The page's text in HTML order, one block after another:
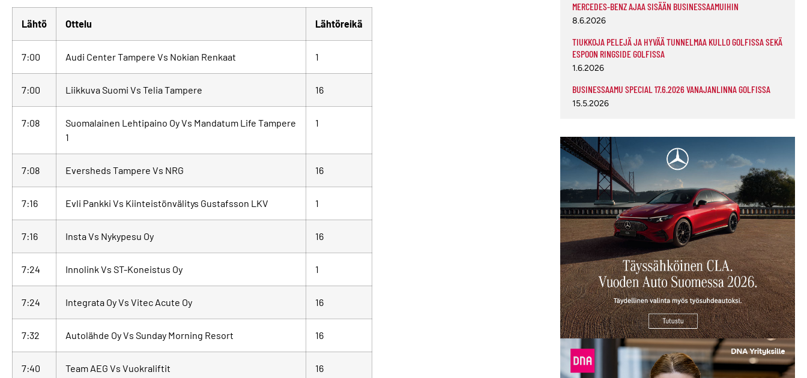
Lähtö Ottelu Lähtöreikä
7:00 Audi Center Tampere Vs Nokian Renkaat 1
7:00 Liikkuva Suomi Vs Telia Tampere 16
7:08
Suomalainen Lehtipaino Oy Vs Mandatum Life Tampere
1
1
7:08 Eversheds Tampere Vs NRG 16
7:16 Evli Pankki Vs Kiinteistönvälitys Gustafsson LKV 1
7:16 Insta Vs Nykypesu Oy 16
7:24 Innolink Vs ST-Koneistus Oy 1
7:24 Integrata Oy Vs Vitec Acute Oy 16
7:32 Autolähde Oy Vs Sunday Morning Resort 16
7:40 Team AEG Vs Vuokraliftit 16
MERCEDES-BENZ AJAA SISÄÄN BUSINESSAAMUIHIN
8.6.2026
TIUKKOJA PELEJÄ JA HYVÄÄ TUNNELMAA KULLO GOLFISSA SEKÄ
ESPOON RINGSIDE GOLFISSA
1.6.2026
BUSINESSAAMU SPECIAL 17.6.2026 VANAJANLINNA GOLFISSA
15.5.2026